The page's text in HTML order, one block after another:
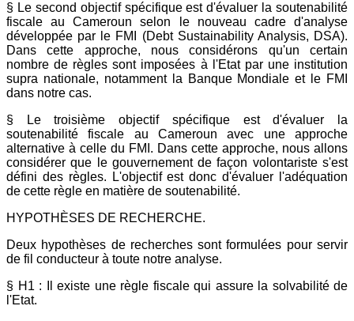
§ Le second objectif spécifique est d'évaluer la soutenabilité
fiscale au Cameroun selon le nouveau cadre d'analyse
développée par le FMI (Debt Sustainability Analysis, DSA).
Dans cette approche, nous considérons qu'un certain
nombre de règles sont imposées à l'Etat par une institution
supra nationale, notamment la Banque Mondiale et le FMI
dans notre cas.
§ Le troisième objectif spécifique est d'évaluer la
soutenabilité fiscale au Cameroun avec une approche
alternative à celle du FMI. Dans cette approche, nous allons
considérer que le gouvernement de façon volontariste s'est
défini des règles. L'objectif est donc d'évaluer l'adéquation
de cette règle en matière de soutenabilité.
HYPOTHÈSES DE RECHERCHE.
Deux hypothèses de recherches sont formulées pour servir
de fil conducteur à toute notre analyse.
§ H1 : Il existe une règle fiscale qui assure la solvabilité de
l'Etat.